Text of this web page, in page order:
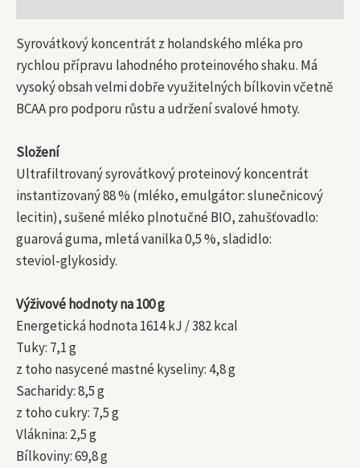
Syrovátkový koncentrát z holandského mléka pro
rychlou přípravu lahodného proteinového shaku. Má
vysoký obsah velmi dobře využitelných bílkovin včetně
BCAA pro podporu růstu a udržení svalové hmoty.
Složení
Ultrafiltrovaný syrovátkový proteinový koncentrát
instantizovaný 88 % (mléko, emulgátor: slunečnicový
lecitin), sušené mléko plnotučné BIO, zahušťovadlo:
guarová guma, mletá vanilka 0,5 %, sladidlo:
steviol‑glykosidy.
Výživové hodnoty na 100 g
Energetická hodnota 1614 kJ / 382 kcal
Tuky: 7,1 g
z toho nasycené mastné kyseliny: 4,8 g
Sacharidy: 8,5 g
z toho cukry: 7,5 g
Vláknina: 2,5 g
Bílkoviny: 69,8 g